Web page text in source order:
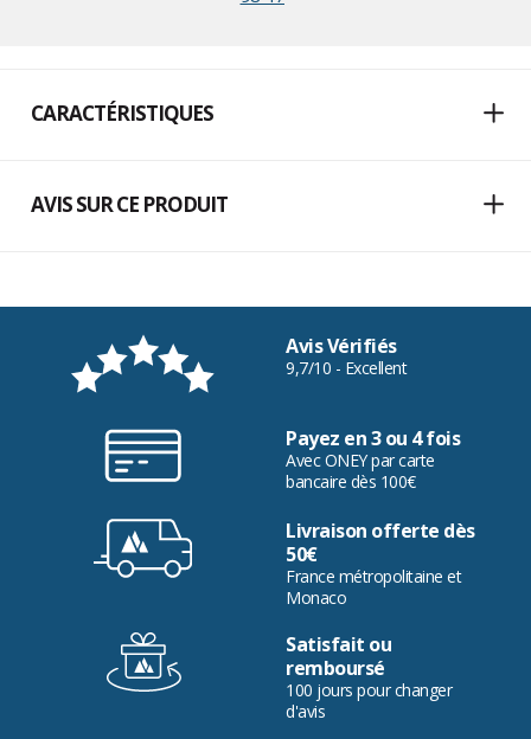
CARACTÉRISTIQUES
AVIS SUR CE PRODUIT
Avis Vérifiés
9,7/10 - Excellent
Payez en 3 ou 4 fois
Avec ONEY par carte
bancaire dès 100€
Livraison offerte dès
50€
France métropolitaine et
Monaco
Satisfait ou
remboursé
100 jours pour changer
d'avis